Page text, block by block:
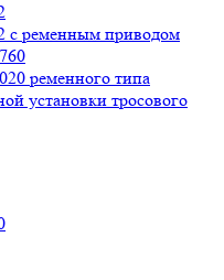
с ременным приводом
ременного типа
установки тросового